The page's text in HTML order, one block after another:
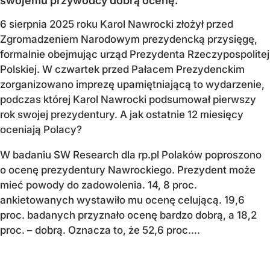
6 sierpnia 2025 roku Karol Nawrocki złożył przed
Zgromadzeniem Narodowym prezydencką przysięgę,
formalnie obejmując urząd Prezydenta Rzeczypospolitej
Polskiej. W czwartek przed Pałacem Prezydenckim
zorganizowano imprezę upamiętniającą to wydarzenie,
podczas której Karol Nawrocki podsumował pierwszy
rok swojej prezydentury. A jak ostatnie 12 miesięcy
oceniają Polacy?
W badaniu SW Research dla rp.pl Polaków poproszono
o ocenę prezydentury Nawrockiego. Prezydent może
mieć powody do zadowolenia. 14, 8 proc.
ankietowanych wystawiło mu ocenę celującą. 19,6
proc. badanych przyznało ocenę bardzo dobrą, a 18,2
proc. – dobrą. Oznacza to, że 52,6 proc....